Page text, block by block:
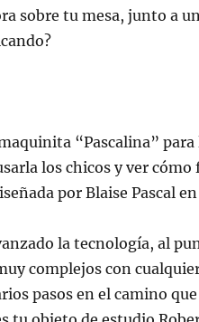
sobre tu mesa, junto a
“Pascalina” para
los chicos y ver
por Blaise Pascal en
la tecnología, al
complejos con
pasos en el camino